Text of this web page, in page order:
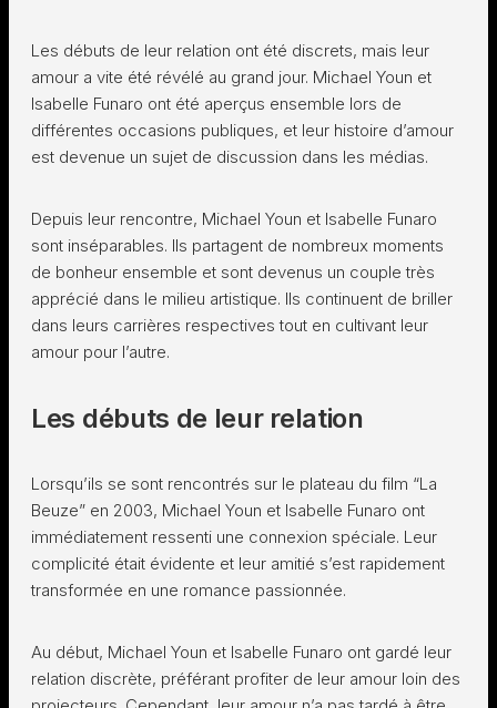
Les débuts de leur relation ont été discrets, mais leur
amour a vite été révélé au grand jour. Michael Youn et
Isabelle Funaro ont été aperçus ensemble lors de
différentes occasions publiques, et leur histoire d’amour
est devenue un sujet de discussion dans les médias.
Depuis leur rencontre, Michael Youn et Isabelle Funaro
sont inséparables. Ils partagent de nombreux moments
de bonheur ensemble et sont devenus un couple très
apprécié dans le milieu artistique. Ils continuent de briller
dans leurs carrières respectives tout en cultivant leur
amour pour l’autre.
Les débuts de leur relation
Lorsqu’ils se sont rencontrés sur le plateau du film “La
Beuze” en 2003, Michael Youn et Isabelle Funaro ont
immédiatement ressenti une connexion spéciale. Leur
complicité était évidente et leur amitié s’est rapidement
transformée en une romance passionnée.
Au début, Michael Youn et Isabelle Funaro ont gardé leur
relation discrète, préférant profiter de leur amour loin des